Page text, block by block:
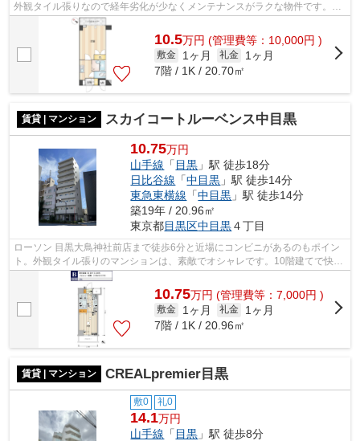
外観タイル張りなので経年劣化が少なくメンテナンスがラクな物件です。防
犯対策もバッチリなマンションタイプの...
10.5万円 (管理費等：10,000円 )
敷金 1ヶ月 礼金
1ヶ月
7階 / 1K / 20.70㎡
賃貸 | マンション スカイコートルーベンス中目黒
10.75万円
山手線 「 目黒 」駅 徒歩18分
日比谷線 「中目黒 」駅 徒歩14分
東急東横線 「中目黒 」駅 徒歩14分
築19年 / 20.96㎡
東京都目黒区中目黒４丁目
ローソン 目黒大鳥神社前店まで徒歩6分と近場にコンビニがあるのもポイン
ト。外観タイル張りのマンションは、素敵でオシャレです。10階建てで快適
な物件。初期費用をカードでお支払い...
10.75万円 (管理費等：7,000円 )
敷金 1ヶ月 礼金
1ヶ月
7階 / 1K / 20.96㎡
賃貸 | マンション CREALpremier目黒
敷0 礼0
14.1万円
山手線 「 目黒 」駅 徒歩8分